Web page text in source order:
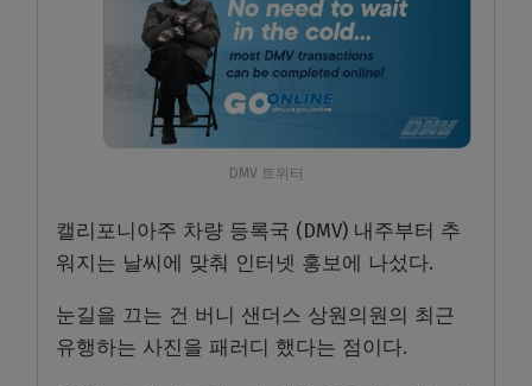
DMV 트위터
캘리포니아주 차량 등록국 (DMV) 내주부터 추
워지는 날씨에 맞춰 인터넷 홍보에 나섰다.
눈길을 끄는 건 버니 샌더스 상원의원의 최근
유행하는 사진을 패러디 했다는 점이다.